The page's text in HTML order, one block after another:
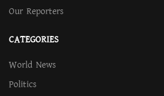
Our Reporters
CATEGORIES
World News
Politics